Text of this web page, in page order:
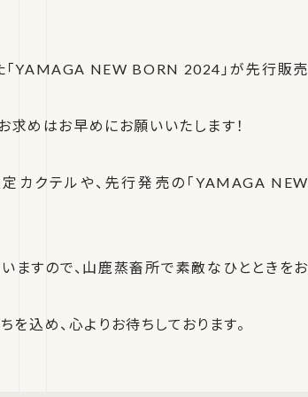
「YAMAGA NEW BORN 2024」が先行販売
求めはお早めにお願いいたします！
カクテルや、先行発売の「YAMAGA NEW
ますので、山鹿蒸畜所で素敵なひとときをお
込め、心よりお待ちしております。